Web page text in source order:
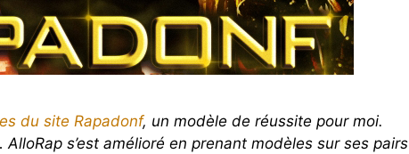
du site Rapadonf, un modèle de réussite pour moi.
s’est amélioré en prenant modèles sur ses pairs